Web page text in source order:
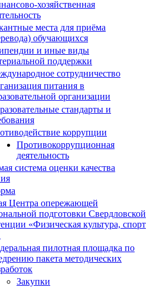
хозяйственная
места для приёма
обучающихся
и иные виды
поддержки
сотрудничество
питания в
организации
стандарты и
коррупции
Противокоррупционная
деятельность
система оценки качества
Центра опережающей
подготовки Свердловской
«Физическая культура, спорт
пилотная площадка по
пакета методических
Закупки